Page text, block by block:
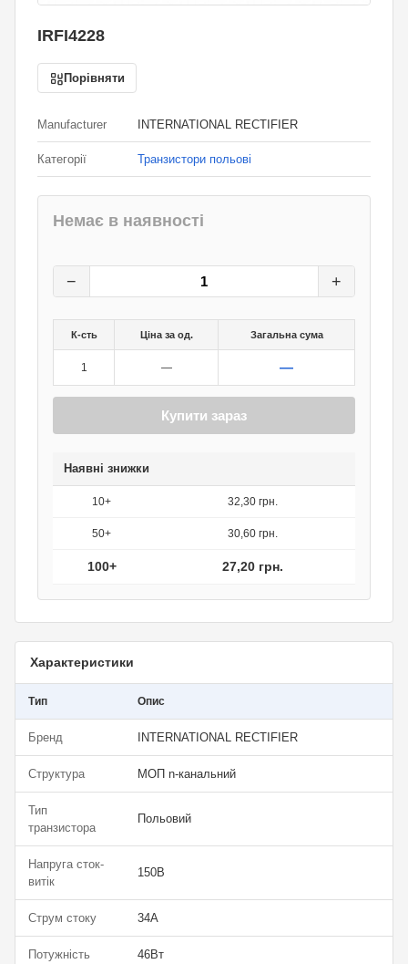
IRFI4228
Порівняти
Manufacturer INTERNATIONAL RECTIFIER
Категорії Транзистори польові
Немає в наявності
− +
К-сть Ціна за од. Загальна сума
1 — —
Купити зараз
Наявні знижки
10+ 32,30 грн.
50+ 30,60 грн.
100+ 27,20 грн.
Характеристики
Тип Опис
Бренд INTERNATIONAL RECTIFIER
Структура МОП n-канальний
Тип
транзистора
Польовий
Напруга сток-
витік
150В
Струм стоку 34А
Потужність 46Вт